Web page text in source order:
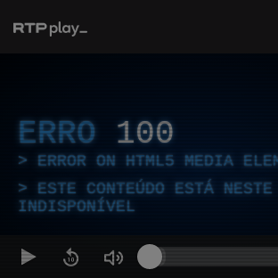
ERRO 100
ERROR ON HTML5 MEDIA
ESTE CONTEÚDO ESTÁ NESTE
INDISPONÍVEL